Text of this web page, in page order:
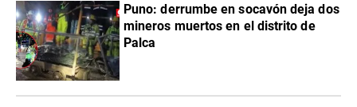
Puno: derrumbe en socavón deja dos
mineros muertos en el distrito de
Palca